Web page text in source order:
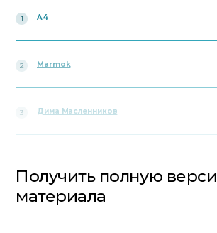
1 A4
2 Marmok
3 Дима Масленников
Получить полную
материала